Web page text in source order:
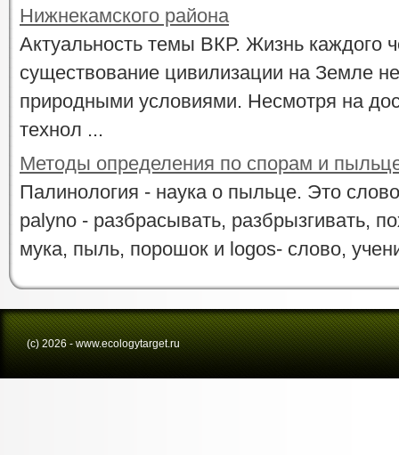
Нижнекамского района
Актуальность темы ВКР. Жизнь каждого
существование цивилизации на Земле
природными условиями. Несмотря на
технол ...
Методы определения по спорам и
Палинология - наука о пыльце. Это
palyno - разбрасывать, разбрызгивать,
мука, пыль, порошок и logos- слово,
(с) 2026 - www.ecologytarget.ru